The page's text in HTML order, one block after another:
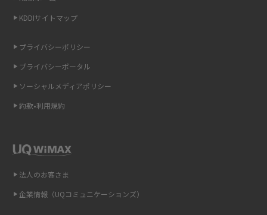
スマホのウィジェットとは？iPhone・Androidの設定方法やおススメを紹
リプライ機能とは？LINE、X（旧Twitter）、Instagram、TikTokで送る方法
インスタのDMの送り方は？便利機能の使い方や注意点をわかりやすく解説
Bluetooth®とは？Wi-Fiとの違いやスマホ・PCとの接続方法を解説
KDDIサイトマップ
プライバシーポリシー
プライバシーポータル
ソーシャルメディアポリシー
約款•利用規約
法人のお客さま
企業情報（UQコミュニケーションズ）